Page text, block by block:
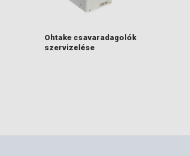
Ohtake csavaradagolók
szervizelése